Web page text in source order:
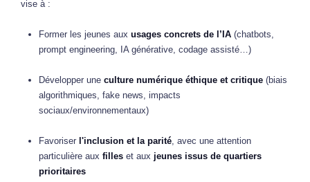
vise à :
Former les jeunes aux usages concrets de l’IA (chatbots,
prompt engineering, IA générative, codage assisté…)
Développer une culture numérique éthique et critique (biais
algorithmiques, fake news, impacts
sociaux/environnementaux)
Favoriser l'inclusion et la parité , avec une attention
particulière aux filles et aux jeunes issus de quartiers
prioritaires